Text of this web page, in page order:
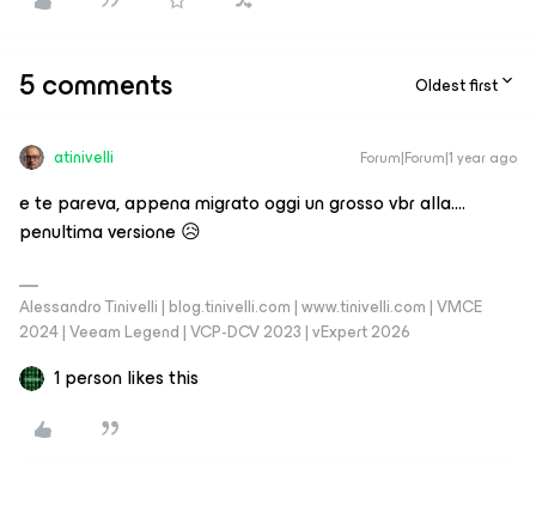
5 comments Oldest first
atinivelli Forum|Forum|1 year ago
e te pareva, appena migrato oggi un grosso vbr alla….
penultima versione 😥
Alessandro Tinivelli | blog.tinivelli.com | www.tinivelli.com | VMCE
2024 | Veeam Legend | VCP-DCV 2023 | vExpert 2026
1 person likes this